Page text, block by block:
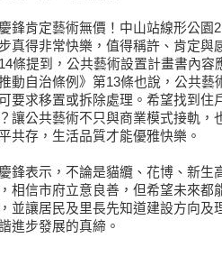
鋒肯定藝術無價！中山站線形公園
真得非常快樂，值得稱許、肯定與
條提到，公共藝術設置計畫書內
動自治條例》第13條也說，公共
要求移置或拆除處理。希望找到住
讓公共藝術不只與商業模式接軌，
共存，生活品質才能優雅快樂。
鋒表示，不論是貓纜、花博、新生
相信市府立意良善，但希望未來都
並讓居民及里長先知道建設方向及
進步發展的真締。